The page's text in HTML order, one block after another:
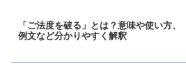
「ご法度を破る」とは？意味や使い方、
例文など分かりやすく解釈